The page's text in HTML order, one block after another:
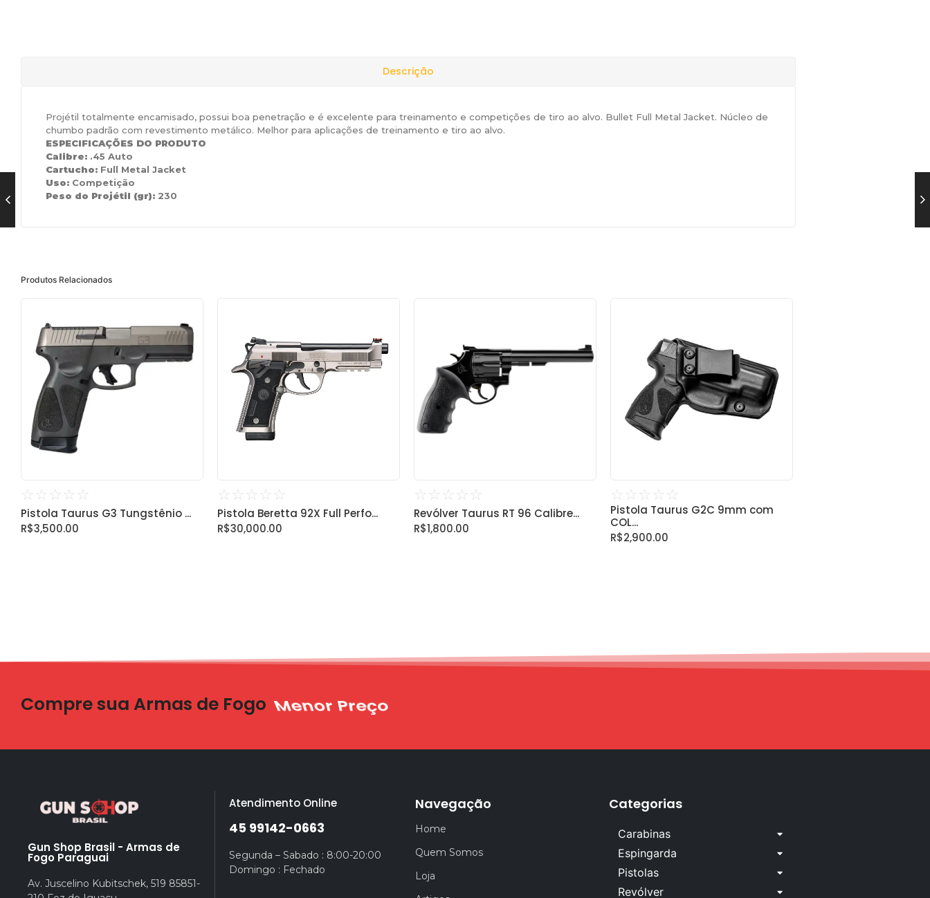
Descrição
Projétil totalmente encamisado, possui boa penetração e é excelente para treinamento e competições de tiro ao alvo. Bullet Full Metal Jacket. Núcleo de
chumbo padrão com revestimento metálico. Melhor para aplicações de treinamento e tiro ao alvo.
ESPECIFICAÇÕES DO PRODUTO
Calibre: .45 Auto
Cartucho: Full Metal Jacket
Uso: Competição
Peso do Projétil (gr): 230
Produtos Relacionados
☆ ☆ ☆ ☆ ☆
Pistola Taurus G3 Tungstênio ...
R$3,500.00
☆ ☆ ☆ ☆ ☆
Pistola Beretta 92X Full Perfo...
R$30,000.00
☆ ☆ ☆ ☆ ☆
Revólver Taurus RT 96 Calibre...
R$1,800.00
☆ ☆ ☆ ☆ ☆
Pistola Taurus G2C 9mm com
COL...
R$2,900.00
Compre sua Armas de Fogo Entrega Rápida e Garantida
Gun Shop Brasil - Armas de
Fogo Paraguai
Av. Juscelino Kubitschek, 519 85851-
Atendimento Online
45 99142-0663
Segunda – Sabado : 8:00-20:00
Domingo : Fechado
Navegação
Home
Quem Somos
Loja
Categorias
Carabinas
Espingarda
Pistolas
Revólver